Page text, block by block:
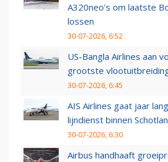
A320neo's om laatste
lossen
30-07-2026, 6:52
US-Bangla Airlines aan
grootste
30-07-2026, 6:45
AIS Airlines gaat jaar
lijndienst binnen
30-07-2026, 6:30
Airbus handhaaft